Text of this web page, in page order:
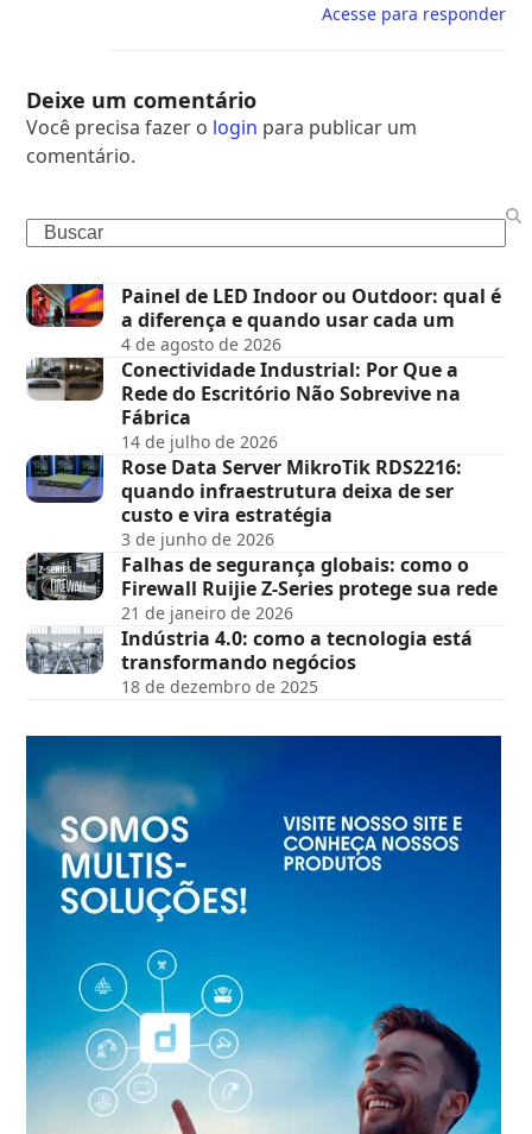
Acesse para responder
Deixe um comentário
Você precisa fazer o login para publicar um
comentário.
Painel de LED Indoor ou Outdoor: qual é
a diferença e quando usar cada um
4 de agosto de 2026
Conectividade Industrial: Por Que a
Rede do Escritório Não Sobrevive na
Fábrica
14 de julho de 2026
Rose Data Server MikroTik RDS2216:
quando infraestrutura deixa de ser
custo e vira estratégia
3 de junho de 2026
Falhas de segurança globais: como o
Firewall Ruijie Z-Series protege sua rede
21 de janeiro de 2026
Indústria 4.0: como a tecnologia está
transformando negócios
18 de dezembro de 2025